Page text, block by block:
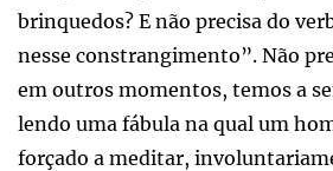
brinquedos? E não precisa do
nesse constrangimento”. Não
em outros momentos, temos a
lendo uma fábula na qual um
forçado a meditar,